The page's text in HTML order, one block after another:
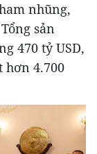
nhũng,
sản
470 tỷ USD,
4.700